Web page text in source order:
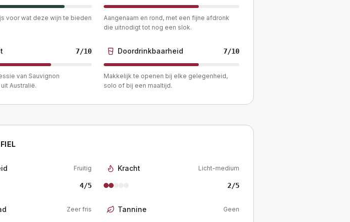
voor wat deze wijn te bieden
Aangenaam en rond, met een fijne afdronk
die uitnodigt tot nog een slok.
7/10
van Sauvignon
Australië.
Doordrinkbaarheid 7/10
Makkelijk te openen bij elke gelegenheid,
solo of bij een maaltijd.
Fruitig
4/5
Kracht Licht-medium
2/5
Zeer fris Tannine Geen